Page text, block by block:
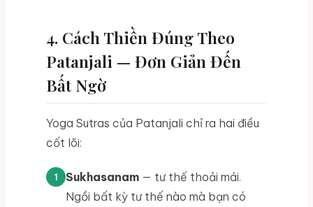
4. Cách Thiền Đúng Theo
Patanjali — Đơn Giản Đến
Bất Ngờ
Yoga Sutras của Patanjali chỉ ra hai điều
cốt lõi:
Sukhasanam — tư thế thoải mái.
Ngồi bất kỳ tư thế nào mà bạn có